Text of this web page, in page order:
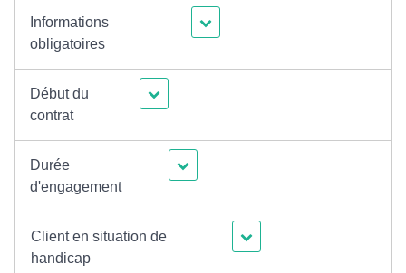
Informations
obligatoires
Début du
contrat
Durée
d'engagement
Client en situation de
handicap